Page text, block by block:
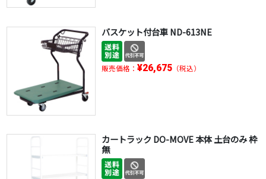
バスケット付台車 ND-613NE
販売価格： ¥26,675（税込）
カートラック DO-MOVE 本体 土台のみ 枠
無